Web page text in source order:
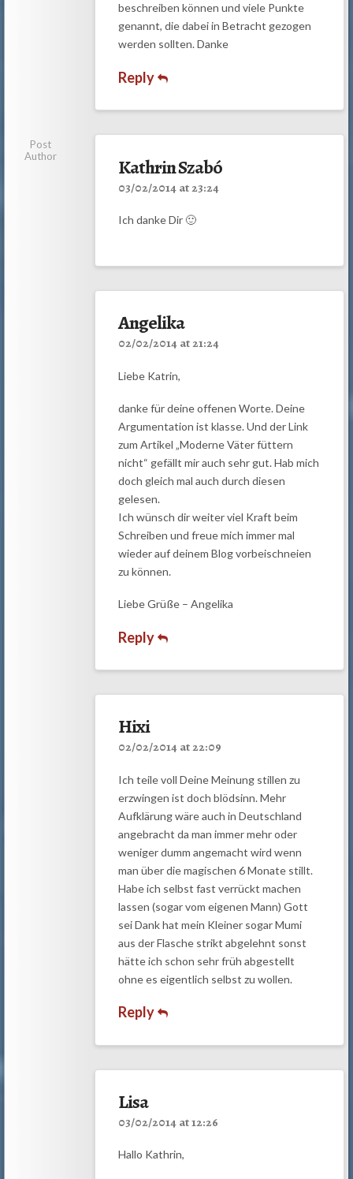
beschreiben können und viele Punkte
genannt, die dabei in Betracht gezogen
werden sollten. Danke
Reply
Post
Author
Kathrin Szabó
03/02/2014 at 23:24
Ich danke Dir 🙂
Angelika
02/02/2014 at 21:24
Liebe Katrin,
danke für deine offenen Worte. Deine
Argumentation ist klasse. Und der Link
zum Artikel „Moderne Väter füttern
nicht“ gefällt mir auch sehr gut. Hab mich
doch gleich mal auch durch diesen
gelesen.
Ich wünsch dir weiter viel Kraft beim
Schreiben und freue mich immer mal
wieder auf deinem Blog vorbeischneien
zu können.
Liebe Grüße – Angelika
Reply
Hixi
02/02/2014 at 22:09
Ich teile voll Deine Meinung stillen zu
erzwingen ist doch blödsinn. Mehr
Aufklärung wäre auch in Deutschland
angebracht da man immer mehr oder
weniger dumm angemacht wird wenn
man über die magischen 6 Monate stillt.
Habe ich selbst fast verrückt machen
lassen (sogar vom eigenen Mann) Gott
sei Dank hat mein Kleiner sogar Mumi
aus der Flasche strikt abgelehnt sonst
hätte ich schon sehr früh abgestellt
ohne es eigentlich selbst zu wollen.
Reply
Lisa
03/02/2014 at 12:26
Hallo Kathrin,